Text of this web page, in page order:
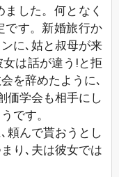
した。何となく
です。新婚旅行か
に､姑と叔母が来
は話が違う!と拒
を辞めたように､
価学会も相手にし
です。
頼んで貰おうとし
り､夫は彼女では